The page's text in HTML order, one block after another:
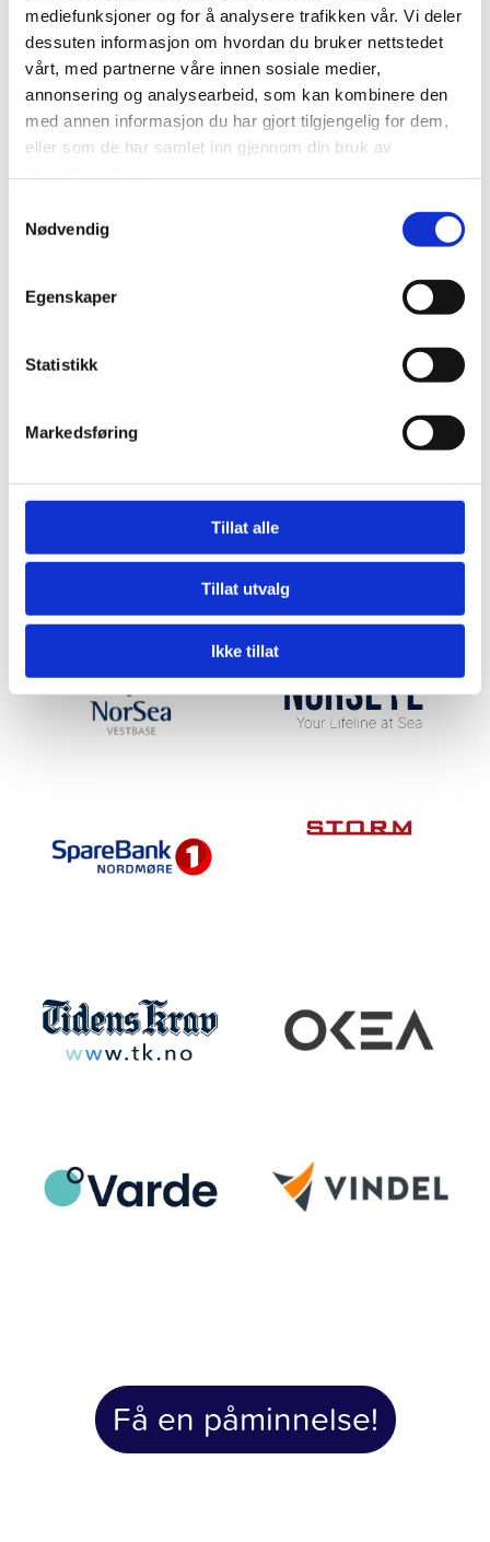
mediefunksjoner og for å analysere trafikken vår. Vi deler
dessuten informasjon om hvordan du bruker nettstedet
vårt, med partnerne våre innen sosiale medier,
annonsering og analysearbeid, som kan kombinere den
med annen informasjon du har gjort tilgjengelig for dem,
eller som de har samlet inn gjennom din bruk av
Nødvendig
Egenskaper
Statistikk
Markedsføring
Tillat alle
Tillat utvalg
Ikke tillat
Få en påminnelse!